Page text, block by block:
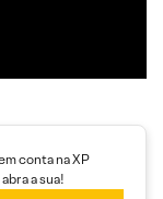
conta na XP
a sua!